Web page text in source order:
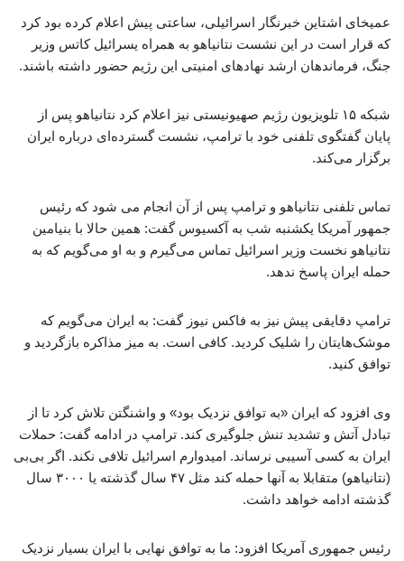
عمیخای اشتاین خبرنگار اسرائیلی، ساعتی پیش اعلام کرده بود کرد
که قرار است در این نشست نتانیاهو به همراه یسرائیل کاتس وزیر
جنگ، فرماندهان ارشد نهادهای امنیتی این رژیم حضور داشته باشند.
شبکه ۱۵ تلویزیون رژیم صهیونیستی نیز اعلام کرد نتانیاهو پس از
پایان گفتگوی تلفنی خود با ترامپ، نشست گسترده‌ای درباره ایران
برگزار می‌کند.
تماس تلفنی نتانیاهو و ترامپ پس از آن انجام می شود که رئیس
جمهور آمریکا یکشنبه شب به آکسیوس گفت: همین حالا با بنیامین
نتانیاهو نخست وزیر اسرائیل تماس می‌گیرم و به او می‌گویم که به
حمله ایران پاسخ ندهد.
ترامپ دقایقی پیش نیز به فاکس نیوز گفت: به ایران می‌گویم که
موشک‌هایتان را شلیک کردید. کافی است. به میز مذاکره بازگردید و
توافق کنید.
وی افزود که ایران «به توافق نزدیک بود» و واشنگتن تلاش کرد تا از
تبادل آتش و تشدید تنش جلوگیری کند. ترامپ در ادامه گفت: حملات
ایران به کسی آسیبی نرساند. امیدوارم اسرائیل تلافی نکند. اگر بی‌بی
(نتانیاهو) متقابلا به آنها حمله کند مثل ۴۷ سال گذشته یا ۳۰۰۰ سال
گذشته ادامه خواهد داشت.
رئیس جمهوری آمریکا افزود: ما به توافق نهایی با ایران بسیار نزدیک